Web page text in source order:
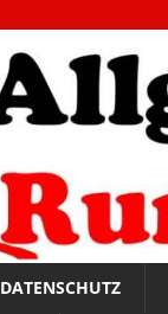
DATENSCHUTZ